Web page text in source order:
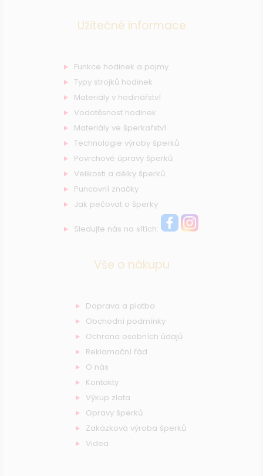
Užitečné informace
Funkce hodinek a pojmy
Typy strojků hodinek
Materiály v hodinářství
Vodotěsnost hodinek
Materiály ve šperkařství
Technologie výroby šperků
Povrchové úpravy šperků
Velikosti a délky šperků
Puncovní značky
Jak pečovat o šperky
Sledujte nás na sítích:
Vše o nákupu
Doprava a platba
Obchodní podmínky
Ochrana osobních údajů
Reklamační řád
O nás
Kontakty
Výkup zlata
Opravy šperků
Zakázková výroba šperků
Videa